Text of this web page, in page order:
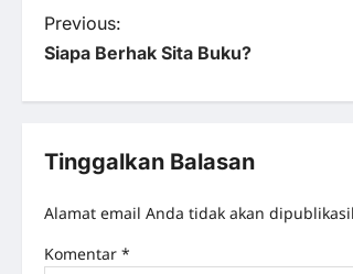
P
o
s
t
a
v
Previous:
Siapa Berhak Sita Buku?
Tinggalkan Balasan
Alamat email Anda tidak akan
Komentar *